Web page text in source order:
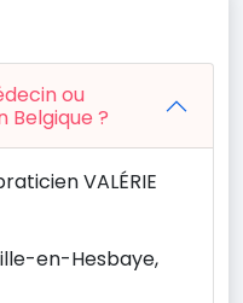
ou
Belgique ?
VALÉRIE
en-Hesbaye,